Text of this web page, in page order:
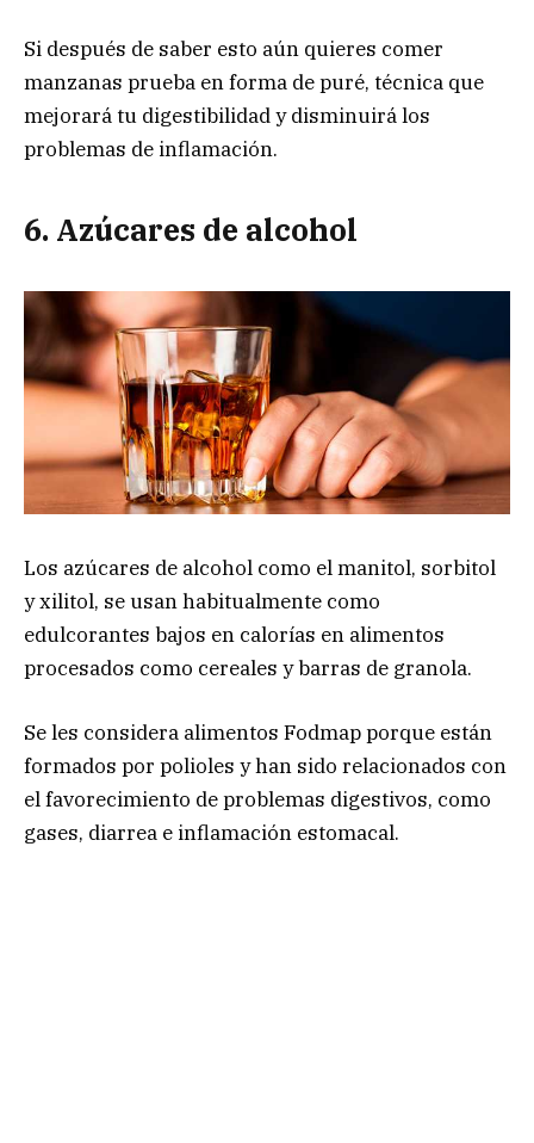
Si después de saber esto aún quieres comer
manzanas prueba en forma de puré, técnica que
mejorará tu digestibilidad y disminuirá los
problemas de inflamación.
6. Azúcares de alcohol
Los azúcares de alcohol como el manitol, sorbitol
y xilitol, se usan habitualmente como
edulcorantes bajos en calorías en alimentos
procesados como cereales y barras de granola.
Se les considera alimentos Fodmap porque están
formados por polioles y han sido relacionados con
el favorecimiento de problemas digestivos, como
gases, diarrea e inflamación estomacal.